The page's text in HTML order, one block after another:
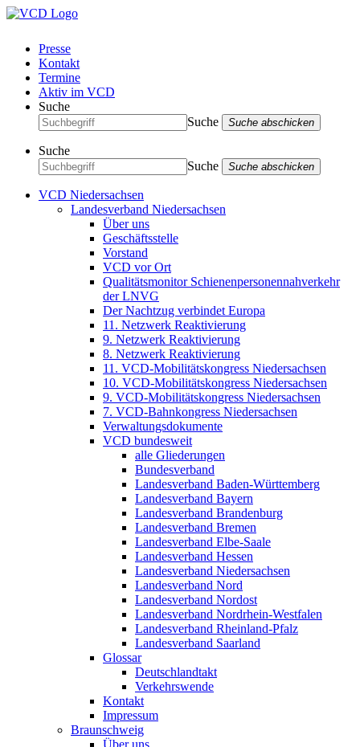
Presse
Kontakt
Termine
Aktiv im VCD
Suche
Suche
Suche abschicken
Suche
Suche
Suche abschicken
VCD Niedersachsen
Landesverband Niedersachsen
Über uns
Geschäftsstelle
Vorstand
VCD vor Ort
Qualitätsmonitor Schienenpersonennahverkehr
der LNVG
Der Nachtzug verbindet Europa
11. Netzwerk Reaktivierung
9. Netzwerk Reaktivierung
8. Netzwerk Reaktivierung
11. VCD-Mobilitätskongress Niedersachsen
10. VCD-Mobilitätskongress Niedersachsen
9. VCD-Mobilitätskongress Niedersachsen
7. VCD-Bahnkongress Niedersachsen
Verwaltungsdokumente
VCD bundesweit
alle Gliederungen
Bundesverband
Landesverband Baden-Württemberg
Landesverband Bayern
Landesverband Brandenburg
Landesverband Bremen
Landesverband Elbe-Saale
Landesverband Hessen
Landesverband Niedersachsen
Landesverband Nord
Landesverband Nordost
Landesverband Nordrhein-Westfalen
Landesverband Rheinland-Pfalz
Landesverband Saarland
Glossar
Deutschlandtakt
Verkehrswende
Kontakt
Impressum
Braunschweig
Über uns